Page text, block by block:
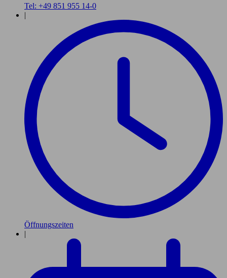
Tel: +49 851 955 14-0
|
Öffnungszeiten
|